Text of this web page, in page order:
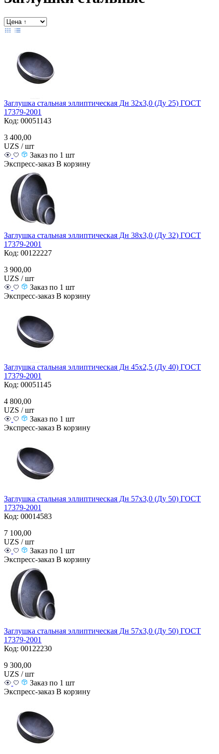
Заглушка стальная эллиптическая Дн 32х3,0 (Ду 25) ГОСТ
17379-2001
Код: 00051143
3 400,00
UZS / шт
Заказ по 1 шт
Экспресс-заказ В корзину
Заглушка стальная эллиптическая Дн 38х3,0 (Ду 32) ГОСТ
17379-2001
Код: 00122227
3 900,00
UZS / шт
Заказ по 1 шт
Экспресс-заказ В корзину
Заглушка стальная эллиптическая Дн 45х2,5 (Ду 40) ГОСТ
17379-2001
Код: 00051145
4 800,00
UZS / шт
Заказ по 1 шт
Экспресс-заказ В корзину
Заглушка стальная эллиптическая Дн 57х3,0 (Ду 50) ГОСТ
17379-2001
Код: 00014583
7 100,00
UZS / шт
Заказ по 1 шт
Экспресс-заказ В корзину
Заглушка стальная эллиптическая Дн 57х3,0 (Ду 50) ГОСТ
17379-2001
Код: 00122230
9 300,00
UZS / шт
Заказ по 1 шт
Экспресс-заказ В корзину